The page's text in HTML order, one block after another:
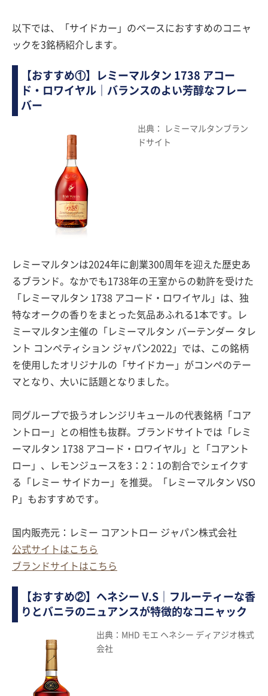
以下では、「サイドカー」のベースにおすすめのコニャ
ックを3銘柄紹介します。
【おすすめ①】レミーマルタン 1738 アコー
ド・ロワイヤル｜バランスのよい芳醇なフレー
バー
出典： レミーマルタンブラン
ドサイト
レミーマルタンは2024年に創業300周年を迎えた歴史あ
るブランド。なかでも1738年の王室からの勅許を受けた
「レミーマルタン 1738 アコード・ロワイヤル」は、独
特なオークの香りをまとった気品あふれる1本です。レ
ミーマルタン主催の「レミーマルタン バーテンダー タレ
ント コンペティション ジャパン2022」では、この銘柄
を使用したオリジナルの「サイドカー」がコンペのテー
マとなり、大いに話題となりました。
同グループで扱うオレンジリキュールの代表銘柄「コア
ントロー」との相性も抜群。ブランドサイトでは「レミ
ーマルタン 1738 アコード・ロワイヤル」と「コアント
ロー」、レモンジュースを3：2：1の割合でシェイクす
る「レミー サイドカー」を推奨。「レミーマルタン VSO
P」もおすすめです。
国内販売元：レミー コアントロー ジャパン株式会社
公式サイトはこちら
ブランドサイトはこちら
【おすすめ②】ヘネシー V.S｜フルーティーな香
りとバニラのニュアンスが特徴的なコニャック
出典：MHD モエ ヘネシー ディアジオ株式
会社